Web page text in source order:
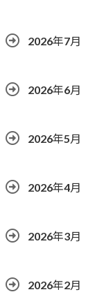
2026年7月
2026年6月
2026年5月
2026年4月
2026年3月
2026年2月